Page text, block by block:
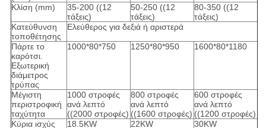
Κλίση (mm)
35-200 ((12
τάξεις)
50-250 ((12
τάξεις)
80-350 ((12
τάξεις)
Κατεύθυνση
τοποθέτησης
Ελεύθερος για δεξιά ή αριστερά
Πάρτε το
καρότσι.
Εξωτερική
διάμετρος
τρύπας
1000*80*750 1250*80*950 1600*80*1180
Μέγιστη
περιστροφική
ταχύτητα
1000 στροφές
ανά λεπτό
((2000 στροφές)
800 στροφές
ανά λεπτό
((1600 στροφές)
600 στροφές
ανά λεπτό
((1200 στροφές)
Κύρια ισχύς
18.5KW 22KW 30KW